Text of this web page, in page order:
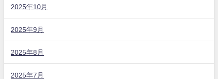
2025年10月
2025年9月
2025年8月
2025年7月